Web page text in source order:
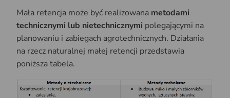
Mała retencja może być realizowana metodami
technicznymi lub nietechnicznymi polegającymi na
planowaniu i zabiegach agrotechnicznych. Działania
na rzecz naturalnej małej retencji przedstawia
poniższa tabela.